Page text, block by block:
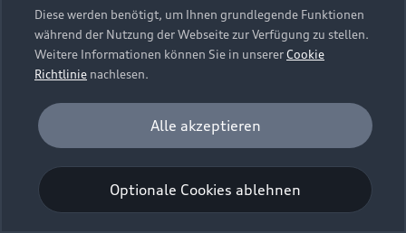
Bordbuch & Bedienungsanleitungen
Verträge kündigen
Vertrag widerrufen
Audi erleben
Newsletter
Cookie-Richtlinie
Barrierefreiheit
Digital Services Act
EU Data Act
Embleme am Fahrzeug bei allen Abbildungen auf dieser
Webseite kann abweichen.
Diese werden benötigt, um Ihnen grundlegende Funktionen
während der Nutzung der Webseite zur Verfügung zu stellen.
Weitere Informationen können Sie in unsererCookie
Richtlinie nachlesen.
Analyse und Statistik
Performance Cookies sammeln Informationen
darüber, wie unsere Webseite genutzt wird (z. B.
Anzahl der Besuche, Verweildauer). Diese Cookies
werden zur Optimierung der Webseite verwendet.
Optionale Cookies ablehnen
Alle akzeptieren